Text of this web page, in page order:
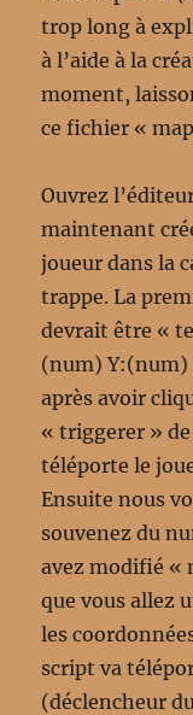
trop long à
à l’aide à la
moment,
ce fichier «
Ouvrez
maintenant
joueur dans la
trappe. La
devrait être «
(num) Y:(num)
après avoir
« triggerer »
téléporte le
Ensuite nous
souvenez du
avez modifié «
que vous allez
les
script va
(déclencheur